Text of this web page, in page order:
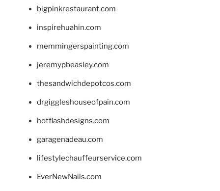
bigpinkrestaurant.com
inspirehuahin.com
memmingerspainting.com
jeremypbeasley.com
thesandwichdepotcos.com
drgiggleshouseofpain.com
hotflashdesigns.com
garagenadeau.com
lifestylechauffeurservice.com
EverNewNails.com